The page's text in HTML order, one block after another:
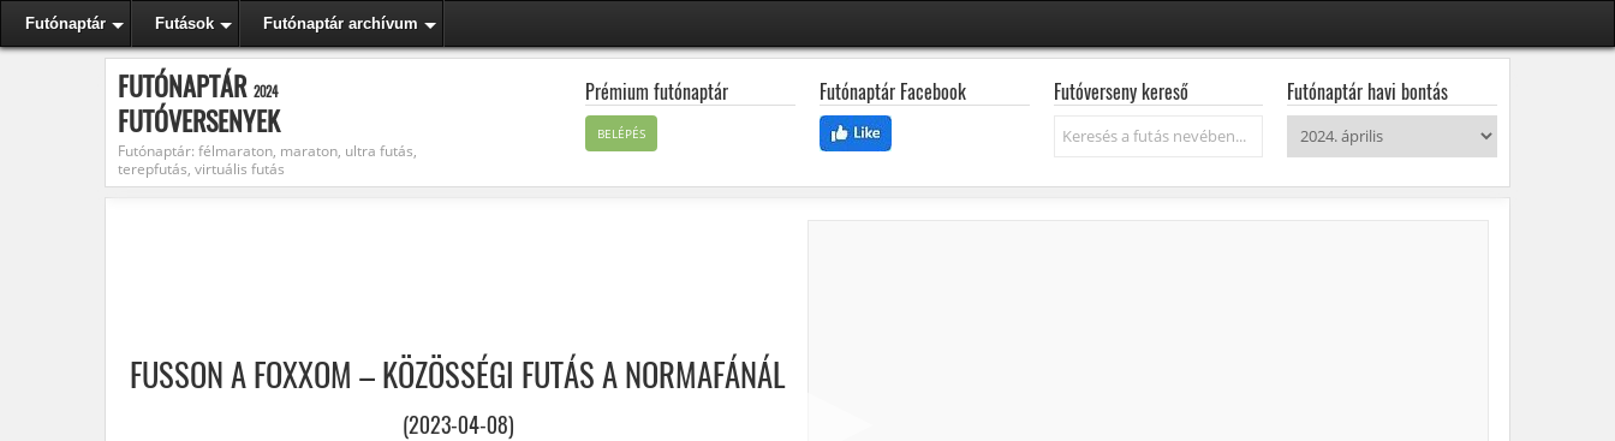
Futónaptár Futások Futónaptár archívum
FUTÓNAPTÁR 2024
FUTÓVERSENYEK
Futónaptár: félmaraton, maraton, ultra futás,
terepfutás, virtuális futás
Prémium futónaptár
BELÉPÉS
Futónaptár Facebook Futóverseny kereső
Keresés...
Futónaptár havi bontás
FUSSON A FOXXOM – KÖZÖSSÉGI FUTÁS A NORMAFÁNÁL
(2023-04-08)